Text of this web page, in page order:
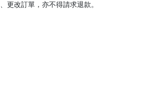
更改訂單，亦不得請求退款。